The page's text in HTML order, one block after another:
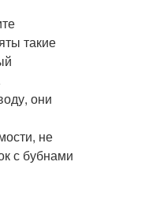
такие
они
не
с бубнами